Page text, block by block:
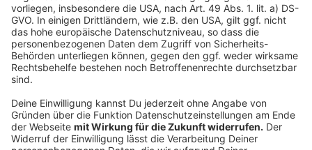
einen Hitzeschlag erleidet oder dass der Kreislauf
durcheinandergebracht wird."
Regeln zur Temperatur gebe es nicht. Für Kempgens
geht es eher darum, was zumutbar sei und was nicht.
von der körperlichen Belastung ab." Bevor man die
Arbeit einfach so niederlege, müsse auch in diesem
Bereich erst einmal zwingend der Kontakt zu Chefin